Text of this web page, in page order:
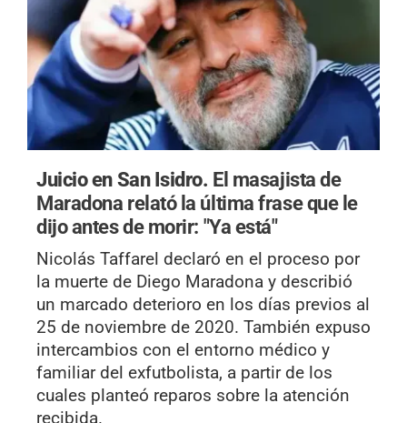
Juicio en San Isidro. El masajista de
Maradona relató la última frase que le
dijo antes de morir: "Ya está"
Nicolás Taffarel declaró en el proceso por
la muerte de Diego Maradona y describió
un marcado deterioro en los días previos al
25 de noviembre de 2020. También expuso
intercambios con el entorno médico y
familiar del exfutbolista, a partir de los
cuales planteó reparos sobre la atención
recibida.